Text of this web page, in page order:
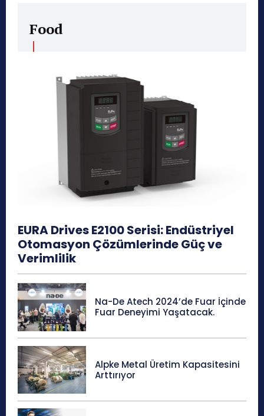
Food
EURA Drives E2100 Serisi: Endüstriyel
Otomasyon Çözümlerinde Güç ve
Verimlilik
Na-De Atech 2024’de Fuar İçinde
Fuar Deneyimi Yaşatacak.
Alpke Metal Üretim Kapasitesini
Arttırıyor